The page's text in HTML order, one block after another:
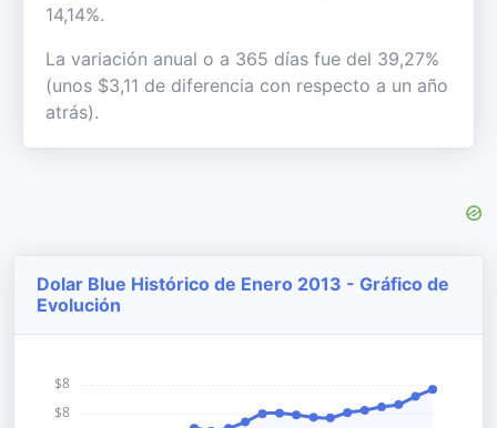
14,14%.
La variación anual o a 365 días fue del 39,27%
(unos $3,11 de diferencia con respecto a un año
atrás).
Dolar Blue Histórico de Enero 2013 - Gráfico de
Evolución